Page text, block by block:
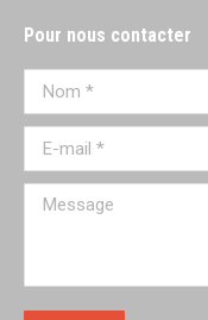
Pour nous contacter
Nom *
E-mail *
Message